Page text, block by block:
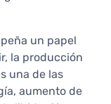
un papel
la producción
una de las
aumento de